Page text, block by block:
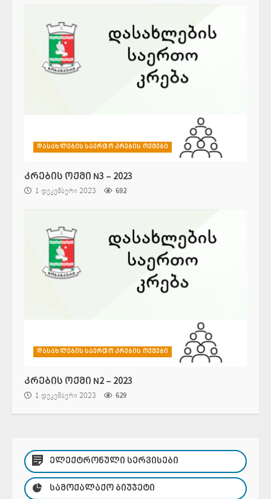
დასახლების საერთო კრების ოქმები
კრების ოქმი N3 – 2023
1 დეკემბერი 2023 692
დასახლების საერთო კრების ოქმები
კრების ოქმი N2 – 2023
1 დეკემბერი 2023 629
ᲔᲚᲔᲥᲢᲠᲝᲜᲣᲚᲘ ᲡᲔᲠᲕᲘᲡᲔᲑᲘ
ᲡᲐᲛᲝᲥᲐᲚᲐᲥᲝ ᲑᲘᲣᲯᲔᲢᲘ